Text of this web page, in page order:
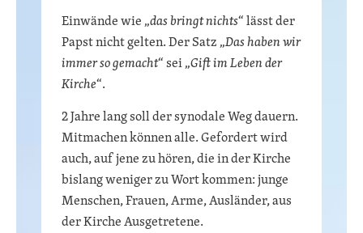
Einwände wie „das bringt nichts“ lässt der
Papst nicht gelten. Der Satz „Das haben wir
immer so gemacht“ sei „Gift im Leben der
Kirche“.
2 Jahre lang soll der synodale Weg dauern.
Mitmachen können alle. Gefordert wird
auch, auf jene zu hören, die in der Kirche
bislang weniger zu Wort kommen: junge
Menschen, Frauen, Arme, Ausländer, aus
der Kirche Ausgetretene.